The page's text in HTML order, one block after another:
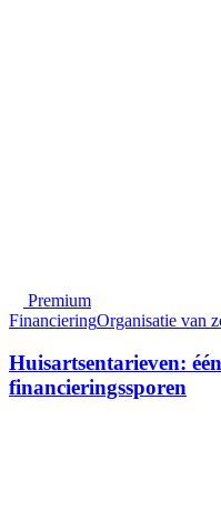
Premium
FinancieringOrganisatie van
Huisartsentarieven:
financieringssporen